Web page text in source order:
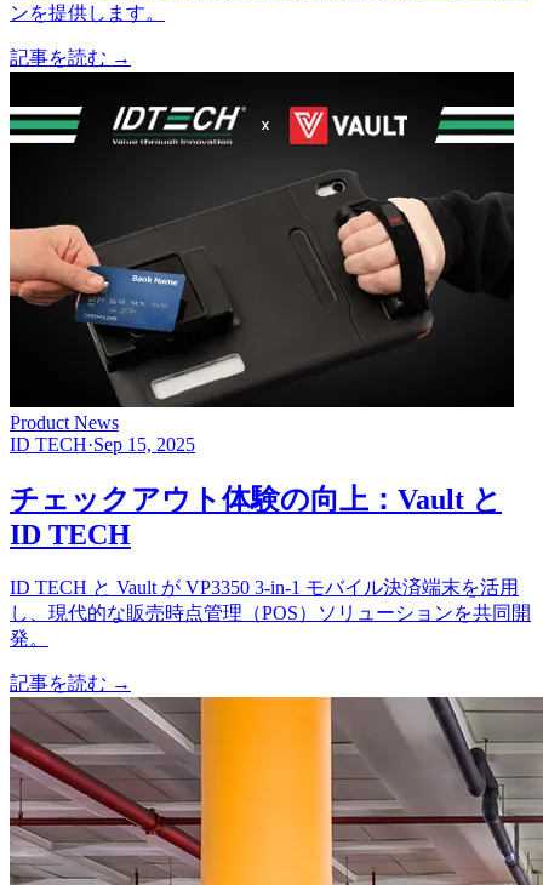
ンを提供します。
記事を読む →
Product News
ID TECH·Sep 15, 2025
チェックアウト体験の向上：Vault と
ID TECH
ID TECH と Vault が VP3350 3-in-1 モバイル決済端末を活用
し、現代的な販売時点管理（POS）ソリューションを共同開
発。
記事を読む →